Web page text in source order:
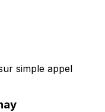
simple appel